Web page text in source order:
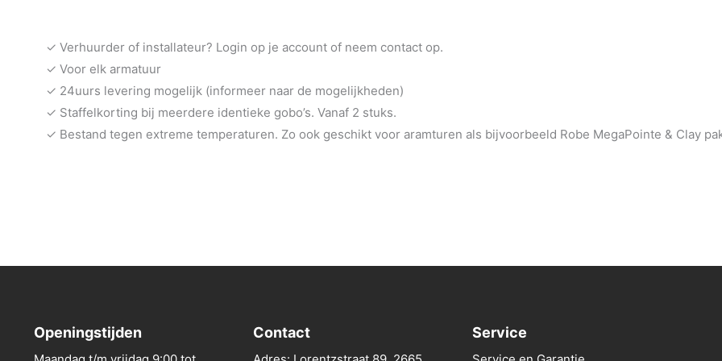
✓ Verhuurder of installateur? Login op je account of neem contact op.
✓ Voor elk armatuur
✓ 24uurs levering mogelijk (informeer naar de mogelijkheden)
✓ Staffelkorting bij meerdere identieke gobo’s. Vanaf 2 stuks.
✓ Bestand tegen extreme temperaturen. Zo ook geschikt voor aramturen als bijvoorbeeld Robe MegaPointe & Clay
Openingstijden Contact Service